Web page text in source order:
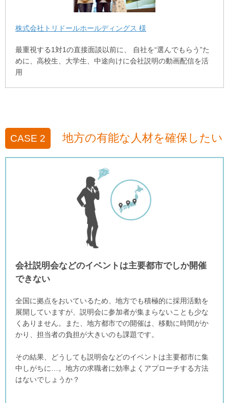
株式会社トリドールホールディングス 様
最重視する1対1の直接面談以前に、 自社を“選んでもらう”た
めに、高校生、大学生、中途向けに会社説明の動画配信を活
用
CASE 2 地方の有能な人材を確保したい
会社説明会などのイベントは主要都市でしか開催
できない
全国に拠点をおいているため、地方でも積極的に採用活動を
展開していますが、説明会に参加者が集まらないことも少な
くありません。また、地方都市での開催は、移動に時間がか
かり、担当者の負担が大きいのも課題です。
その結果、どうしても説明会などのイベントは主要都市に集
中しがちに…。地方の求職者に効率よくアプローチする方法
はないでしょうか？